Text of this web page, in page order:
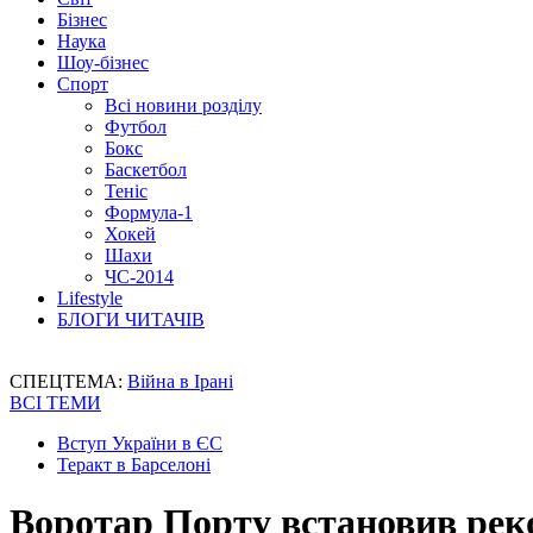
Бізнес
Наука
Шоу-бізнес
Спорт
Всі новини розділу
Футбол
Бокс
Баскетбол
Теніс
Формула-1
Хокей
Шахи
ЧС-2014
Lifestyle
БЛОГИ ЧИТАЧІВ
СПЕЦТЕМА: Війна в Ірані
ВСІ ТЕМИ
Вступ України в ЄС
Теракт в Барселоні
Воротар Порту встановив